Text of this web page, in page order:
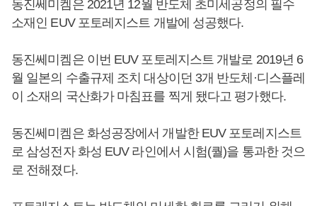
동진쎄미켐은 2021년 12월 반도체 초미세공정의 필수
소재인 EUV 포토레지스트 개발에 성공했다.
동진쎄미켐은 이번 EUV 포토레지스트 개발로 2019년 6
월 일본의 수출규제 조치 대상이던 3개 반도체·디스플레
이 소재의 국산화가 마침표를 찍게 됐다고 평가했다.
동진쎄미켐은 화성공장에서 개발한 EUV 포토레지스트
로 삼성전자 화성 EUV 라인에서 시험(퀄)을 통과한 것으
로 전해졌다.